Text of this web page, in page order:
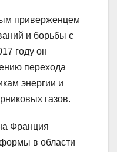
приверженцем
и борьбы с
году он
перехода
энергии и
газов.
Франция
в области